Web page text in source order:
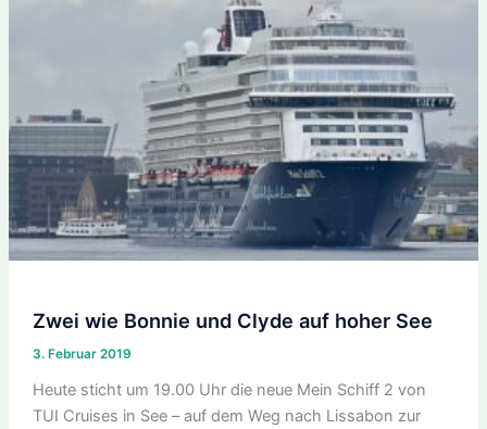
Zwei wie Bonnie und Clyde auf hoher See
3. Februar 2019
Heute sticht um 19.00 Uhr die neue Mein Schiff 2 von
TUI Cruises in See – auf dem Weg nach Lissabon zur